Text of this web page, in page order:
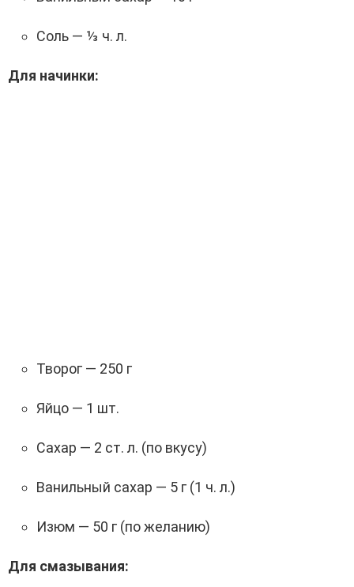
Соль — ⅓ ч. л.
Для начинки:
Творог — 250 г
Яйцо — 1 шт.
Сахар — 2 ст. л. (по вкусу)
Ванильный сахар — 5 г (1 ч. л.)
Изюм — 50 г (по желанию)
Для смазывания: